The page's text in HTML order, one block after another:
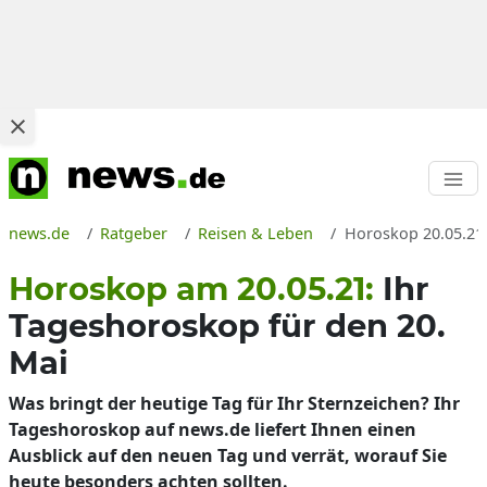
news.de Ratgeber Reisen & Leben Horoskop
Horoskop am 20.05.21: Ihr
Tageshoroskop für den 20.
Mai
Was bringt der heutige Tag für Ihr Sternzeichen? Ihr
Tageshoroskop auf news.de liefert Ihnen einen
Ausblick auf den neuen Tag und verrät, worauf Sie
heute besonders achten sollten.